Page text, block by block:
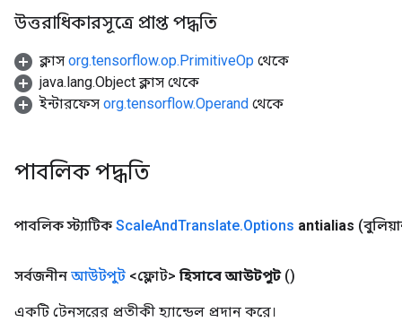
উত্তরাধিকারসূত্রে প্রাপ্ত পদ্ধতি
ক্লাস org.tensorflow.op.PrimitiveOp থেকে
java.lang.Object ক্লাস থেকে
ইন্টারফেস org.tensorflow.Operand থেকে
পাবলিক পদ্ধতি
পাবলিক স্ট্যাটিক ScaleAndTranslate.Options antialias
সর্বজনীন আউটপুট <ফ্লোট> হিসাবে আউটপুট ()
একটি টেনসরের প্রতীকী হ্যান্ডেল প্রদান করে।